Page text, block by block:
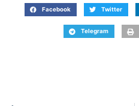
Facebook Twitter
Telegram